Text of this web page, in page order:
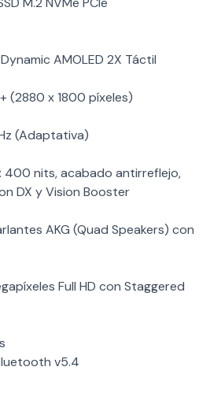
AMOLED 2X Táctil
(2880 x 1800 píxeles)
(Adaptativa)
400 nits, acabado antirreflejo,
DX y Vision Booster
AKG (Quad Speakers) con
Full HD con Staggered
v5.4